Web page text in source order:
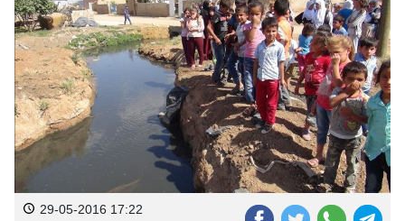
29-05-2016 17:22